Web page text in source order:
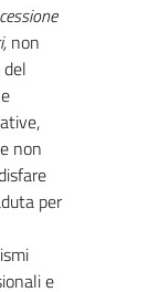
non
non
per
e